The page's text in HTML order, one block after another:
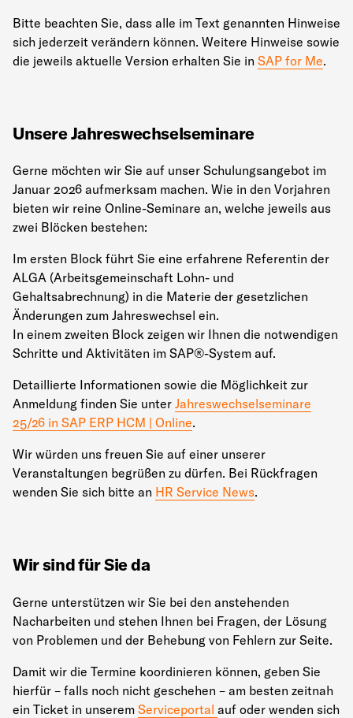
Bitte beachten Sie, dass alle im Text genannten Hinweise
sich jederzeit verändern können. Weitere Hinweise sowie
die jeweils aktuelle Version erhalten Sie in SAP for Me.
Unsere Jahreswechselseminare
Gerne möchten wir Sie auf unser Schulungsangebot im
Januar 2026 aufmerksam machen. Wie in den Vorjahren
bieten wir reine Online-Seminare an, welche jeweils aus
zwei Blöcken bestehen:
Im ersten Block führt Sie eine erfahrene Referentin der
ALGA (Arbeitsgemeinschaft Lohn- und
Gehaltsabrechnung) in die Materie der gesetzlichen
Änderungen zum Jahreswechsel ein.
In einem zweiten Block zeigen wir Ihnen die notwendigen
Schritte und Aktivitäten im SAP®-System auf.
Detaillierte Informationen sowie die Möglichkeit zur
Anmeldung finden Sie unter Jahreswechselseminare
25/26 in SAP ERP HCM | Online.
Wir würden uns freuen Sie auf einer unserer
Veranstaltungen begrüßen zu dürfen. Bei Rückfragen
wenden Sie sich bitte an HR Service News.
Wir sind für Sie da
Gerne unterstützen wir Sie bei den anstehenden
Nacharbeiten und stehen Ihnen bei Fragen, der Lösung
von Problemen und der Behebung von Fehlern zur Seite.
Damit wir die Termine koordinieren können, geben Sie
hierfür – falls noch nicht geschehen – am besten zeitnah
ein Ticket in unserem Serviceportal auf oder wenden sich